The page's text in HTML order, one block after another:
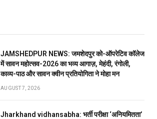
JAMSHEDPUR NEWS: जमशेदपुर को-ऑपरेटिव कॉलेज
में सावन महोत्सव-2026 का भव्य आगाज़, मेहंदी, रंगोली,
काव्य-पाठ और सावन क्वीन प्रतियोगिता ने मोहा मन
AUGUST 7, 2026
Jharkhand vidhansabha: भर्ती परीक्षा ‘अनियमितता’